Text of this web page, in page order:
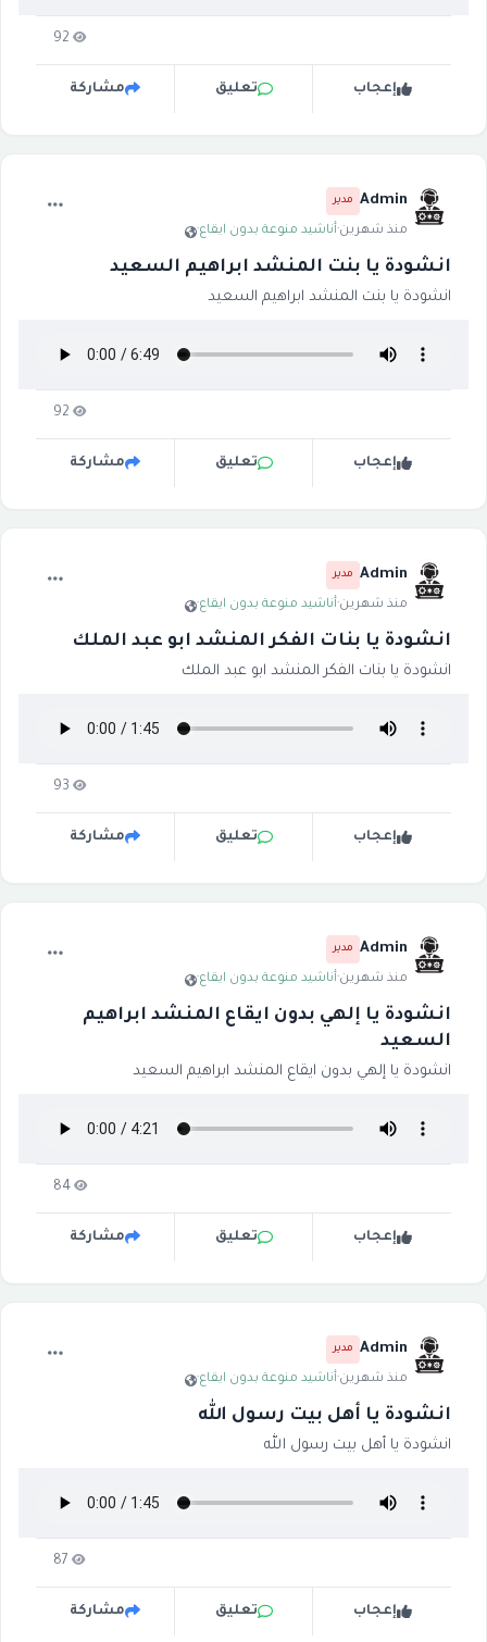
92
إعجاب تعليق مشاركة
Admin مدير
منذ شهرين·أناشيد منوعة بدون ايقاع·
انشودة يا بنت المنشد ابراهيم السعيد
انشودة يا بنت المنشد ابراهيم السعيد
92
إعجاب تعليق مشاركة
Admin مدير
منذ شهرين·أناشيد منوعة بدون ايقاع·
انشودة يا بنات الفكر المنشد ابو عبد الملك
انشودة يا بنات الفكر المنشد ابو عبد الملك
93
إعجاب تعليق مشاركة
Admin مدير
منذ شهرين·أناشيد منوعة بدون ايقاع·
انشودة يا إلهي بدون ايقاع المنشد ابراهيم
السعيد
انشودة يا إلهي بدون ايقاع المنشد ابراهيم السعيد
84
إعجاب تعليق مشاركة
Admin مدير
منذ شهرين·أناشيد منوعة بدون ايقاع·
انشودة يا أهل بيت رسول الله
انشودة يا أهل بيت رسول الله
87
إعجاب تعليق مشاركة